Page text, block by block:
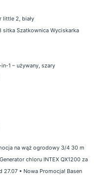
little 2, biały
sitka Szatkownica Wyciskarka
1 – używany, szary
na wąż ogrodowy 3/4 30 m
chloru INTEX QX1200 za
27.07 • Nowa Promocja! Basen